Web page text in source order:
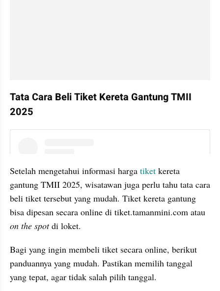
Tata Cara Beli Tiket Kereta Gantung TMII
2025
Setelah mengetahui informasi harga tiket kereta
gantung TMII 2025, wisatawan juga perlu tahu tata cara
beli tiket tersebut yang mudah. Tiket kereta gantung
on the spot di loket.
Bagi yang ingin membeli tiket secara online, berikut
panduannya yang mudah. Pastikan memilih tanggal
yang tepat, agar tidak salah pilih tanggal.